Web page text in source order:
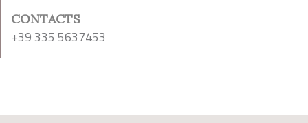
CONTACTS
+39 335 5637453